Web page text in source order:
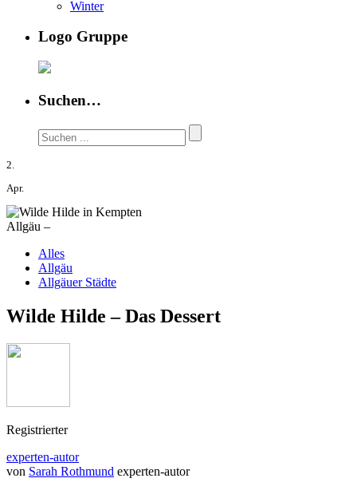
Winter
Logo Gruppe
Suchen…
2.
Apr.
Allgäu –
Alles
Allgäu
Allgäuer Städte
Wilde Hilde – Das Dessert
Registrierter
experten-autor
von Sarah Rothmund experten-autor